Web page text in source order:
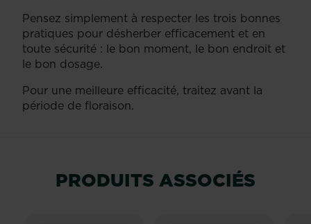
Pensez simplement à respecter les trois bonnes
pratiques pour désherber efficacement et en
toute sécurité : le bon moment, le bon endroit et
le bon dosage.
Pour une meilleure efficacité, traitez avant la
période de floraison.
PRODUITS ASSOCIÉS